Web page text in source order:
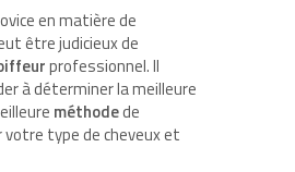
en matière de
être judicieux de
professionnel. Il
à déterminer la meilleure
méthodede
type de cheveux et